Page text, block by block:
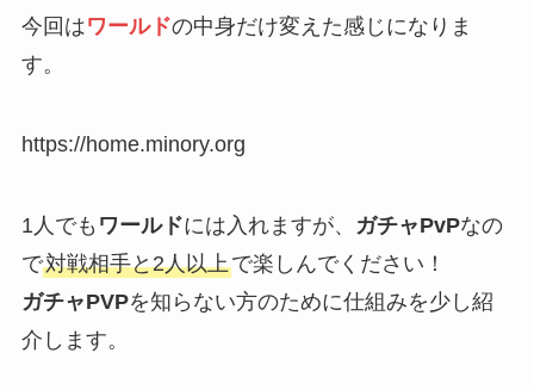
今回はワールドの中身だけ変えた感じになりま
す。
https://home.minory.org
1人でも ワールドには入れますが、 ガチャPvPなの
で対戦相手と2人以上で楽しんでください！
ガチャPVPを知らない方のために仕組みを少し紹
介します。